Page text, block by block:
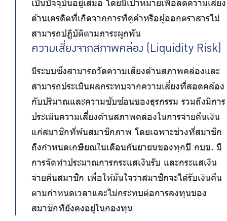
เป็นปัจจุบันอยู่เสมอ โดยมีเป้าหมายเพื่อลดความเสี่ยง
ด้านเครดิตที่เกิดจากการที่คู่ค้าหรือผู้ออกตราสารไม่
สามารถปฏิบัติตามภาระผูกพัน
ความเสี่ยงจากสภาพคล่อง (Liquidity Risk)
มีระบบซึ่งสามารถวัดความเสี่ยงด้านสภาพคล่องและ
สามารถประเมินผลกระทบจากความเสี่ยงที่สอดคล้อง
กับปริมาณและความซับซ้อนของธุรกรรม รวมถึงมีการ
ประเมินความเสี่ยงด้านสภาพคล่องในการจ่ายคืนเงิน
แก่สมาชิกที่พ้นสมาชิกภาพ โดยเฉพาะช่วงที่สมาชิก
ถึงกำหนดเกษียณในเดือนกันยายนของทุกปี กบข. มี
การจัดทำประมาณการกระแสเงินรับ และกระแสเงิน
จ่ายคืนสมาชิก เพื่อให้มั่นใจว่าสมาชิกจะได้รับเงินคืน
ตามกำหนดเวลาและไม่กระทบต่อการลงทุนของ
สมาชิกที่ยังคงอยู่ในกองทุน